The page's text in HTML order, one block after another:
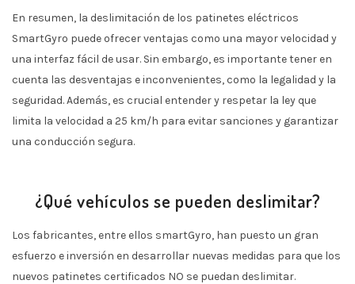
En resumen, la deslimitación de los patinetes eléctricos
SmartGyro puede ofrecer ventajas como una mayor velocidad y
una interfaz fácil de usar. Sin embargo, es importante tener en
cuenta las desventajas e inconvenientes, como la legalidad y la
seguridad. Además, es crucial entender y respetar la ley que
limita la velocidad a 25 km/h para evitar sanciones y garantizar
una conducción segura.
¿Qué vehículos se pueden deslimitar?
Los fabricantes, entre ellos smartGyro, han puesto un gran
esfuerzo e inversión en desarrollar nuevas medidas para que los
nuevos patinetes certificados NO se puedan deslimitar.